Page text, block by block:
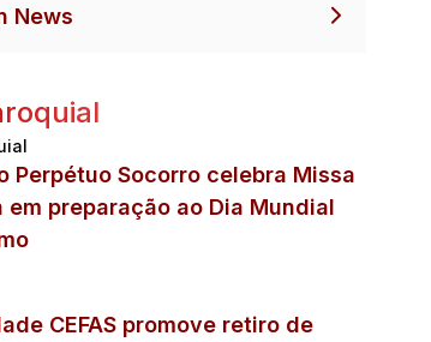
News
Perpétuo Socorro celebra Missa
em preparação ao Dia Mundial
CEFAS promove retiro de